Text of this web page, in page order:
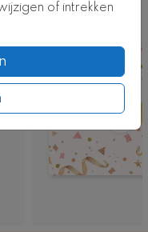
of intrekken